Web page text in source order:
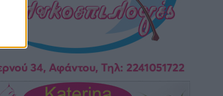
συγκλονιστική μαρτυρία της Χαρούλας
Γιασιράνη στον RV για τα γεγονότα που
οδήγησαν στο Σύμφωνο της Λέρου
Τοπικές Ειδήσεις• πριν 4 ώρες
Συναυλία με τον Γιάννη Κότσιρα στις